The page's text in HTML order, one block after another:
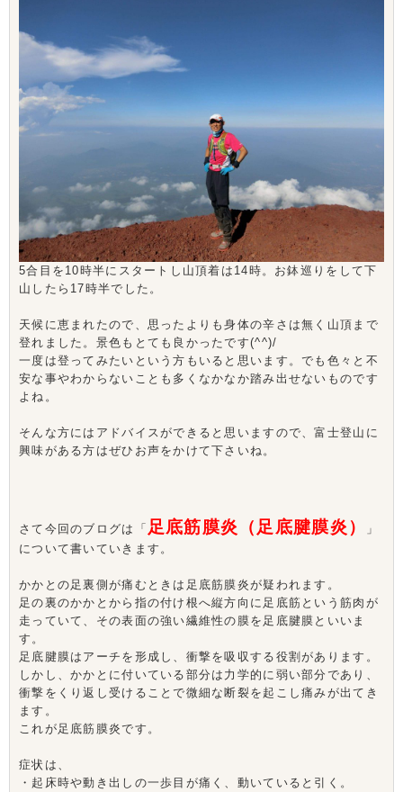
5合目を10時半にスタートし山頂着は14時。お鉢巡りをして下
山したら17時半でした。
天候に恵まれたので、思ったよりも身体の辛さは無く山頂まで
登れました。景色もとても良かったです(^^)/
一度は登ってみたいという方もいると思います。でも色々と不
安な事やわからないことも多くなかなか踏み出せないものです
よね。
そんな方にはアドバイスができると思いますので、富士登山に
興味がある方はぜひお声をかけて下さいね。
さて今回のブログは「 足底筋膜炎（足底腱膜炎）
」
について書いていきます。
かかとの足裏側が痛むときは足底筋膜炎が疑われます。
足の裏のかかとから指の付け根へ縦方向に足底筋という筋肉が
走っていて、その表面の強い繊維性の膜を足底腱膜といいま
す。
足底腱膜はアーチを形成し、衝撃を吸収する役割があります。
しかし、かかとに付いている部分は力学的に弱い部分であり、
衝撃をくり返し受けることで微細な断裂を起こし痛みが出てき
ます。
これが足底筋膜炎です。
症状は、
・起床時や動き出しの一歩目が痛く、動いていると引く。